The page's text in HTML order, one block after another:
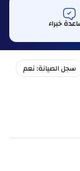
خبراء
سجل الصيانة: نعم